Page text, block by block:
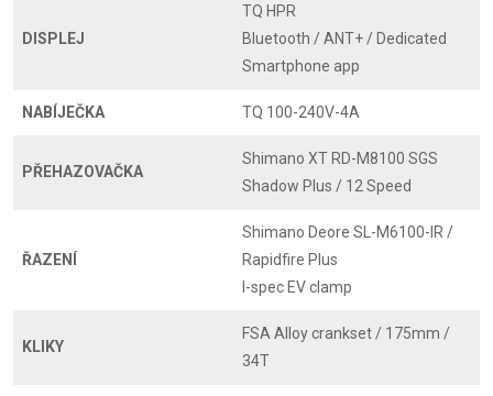
DISPLEJ
TQ HPR
Bluetooth / ANT+ / Dedicated
Smartphone app
NABÍJEČKA TQ 100-240V-4A
PŘEHAZOVAČKA
Shimano XT RD-M8100 SGS
Shadow Plus / 12 Speed
ŘAZENÍ
Shimano Deore SL-M6100-IR /
Rapidfire Plus
I-spec EV clamp
KLIKY
FSA Alloy crankset / 175mm /
34T